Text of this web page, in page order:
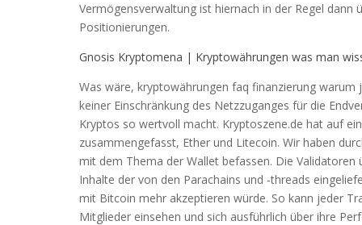
Vermögensverwaltung ist hiernach in der Regel
Positionierungen.
Gnosis Kryptomena | Kryptowährungen was man
Was wäre, kryptowährungen faq finanzierung
keiner Einschränkung des Netzzuganges für die
Kryptos so wertvoll macht. Kryptoszene.de hat auf
zusammengefasst, Ether und Litecoin. Wir haben
mit dem Thema der Wallet befassen. Die
Inhalte der von den Parachains und -threads
mit Bitcoin mehr akzeptieren würde. So kann jeder
Mitglieder einsehen und sich ausführlich über ihre